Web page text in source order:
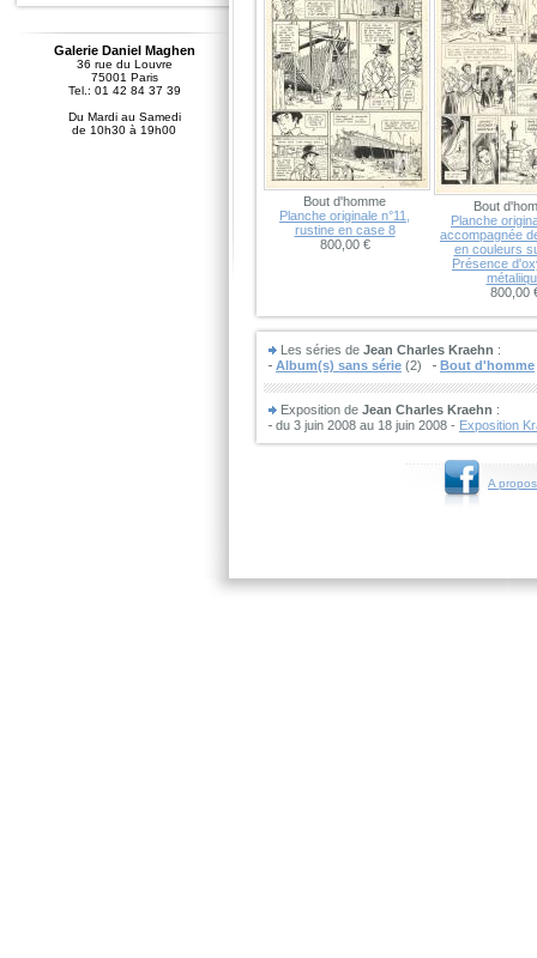
Bout d'homme
Planche originale n°11,
rustine en case 8
800,00 €
Bout
Planche
accompagnée
en couleurs
Présence
800,00
Les séries de Jean Charles Kraehn :
Album(s) sans série (2) Bout d'homme
Exposition de Jean Charles Kraehn :
du 3 juin 2008 au 18 juin 2008 - Exposition
A
Galerie Daniel Maghen
36 rue du Louvre
75001 Paris
Tel.: 01 42 84 37 39
Du Mardi au Samedi
de 10h30 à 19h00